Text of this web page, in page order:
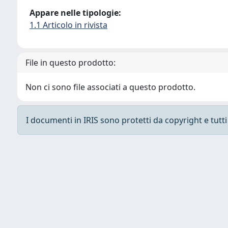
Appare nelle tipologie:
1.1 Articolo in rivista
File in questo prodotto:
Non ci sono file associati a questo prodotto.
I documenti in IRIS sono protetti da copyright e